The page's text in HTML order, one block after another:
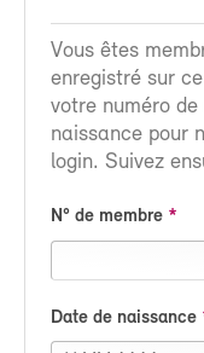
Vous êtes
enregistré sur
votre numéro
naissance pour
login. Suivez
N° de membre
Date de naissance